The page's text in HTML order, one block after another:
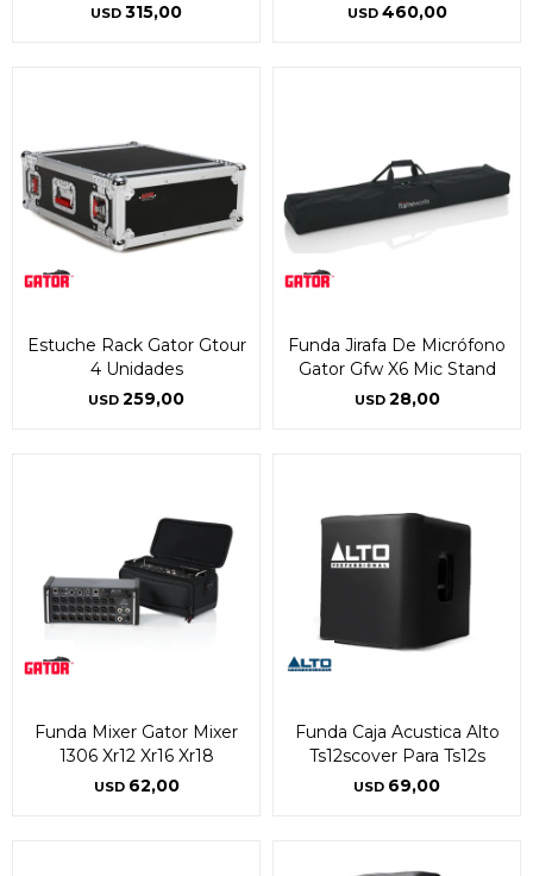
USD 315,00 USD 460,00
Estuche Rack Gator Gtour
4 Unidades
USD 259,00
Funda Jirafa De Micrófono
Gator Gfw X6 Mic Stand
USD 28,00
Funda Mixer Gator Mixer
1306 Xr12 Xr16 Xr18
USD 62,00
Funda Caja Acustica Alto
Ts12scover Para Ts12s
USD 69,00